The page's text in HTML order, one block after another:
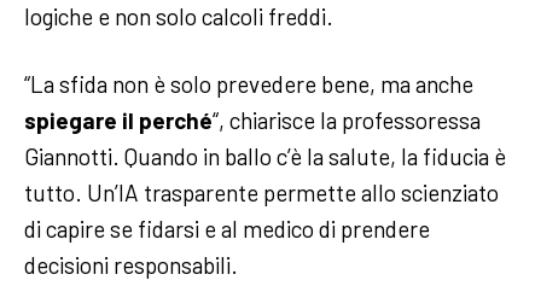
logiche e non solo calcoli freddi.
“La sfida non è solo prevedere bene, ma anche
spiegare il perché“, chiarisce la professoressa
Giannotti. Quando in ballo c’è la salute, la fiducia è
tutto. Un’IA trasparente permette allo scienziato
di capire se fidarsi e al medico di prendere
decisioni responsabili.